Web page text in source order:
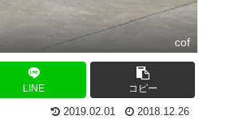
cof
LINE コピー
2019.02.01 2018.12.26